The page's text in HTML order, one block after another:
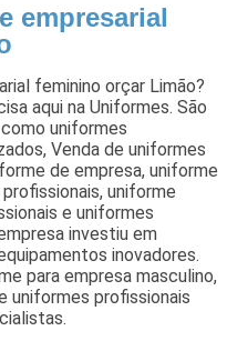
empresarial
feminino orçar Limão?
aqui na Uniformes. São
uniformes
Venda de uniformes
de empresa, uniforme
uniforme
e uniformes
investiu em
inovadores.
para empresa masculino,
uniformes profissionais